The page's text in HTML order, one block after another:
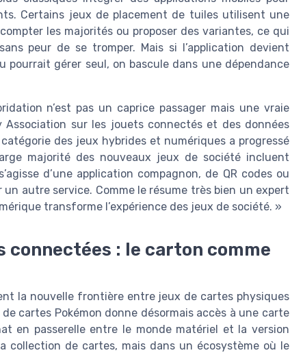
Certains jeux de placement de tuiles utilisent une
les majorités ou proposer des variantes, ce qui
peur de se tromper. Mais si l’application devient
pourrait gérer seul, on bascule dans une dépendance
n’est pas un caprice passager mais une vraie
sur les jouets connectés et des données
des jeux hybrides et numériques a progressé
majorité des nouveaux jeux de société incluent
d’une application compagnon, de QR codes ou
autre service. Comme le résume très bien un expert
transforme l’expérience des jeux de société. »
connectées : le carton comme
la nouvelle frontière entre jeux de cartes physiques
cartes Pokémon donne désormais accès à une carte
en passerelle entre le monde matériel et la version
collection de cartes, mais dans un écosystème où le